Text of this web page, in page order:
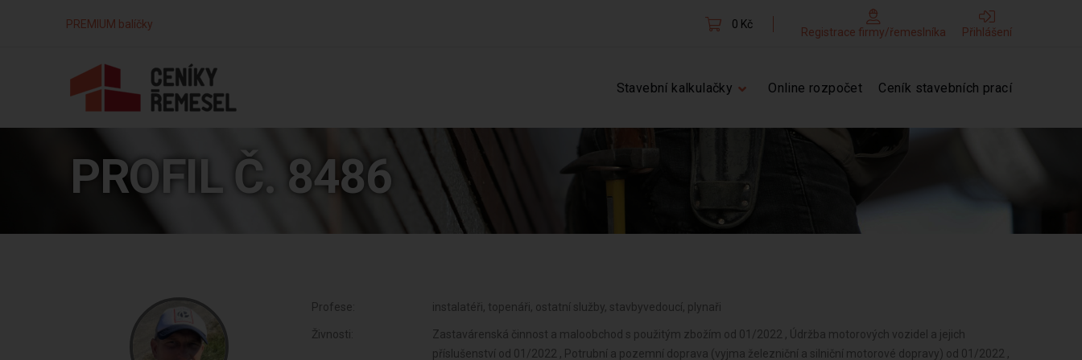
PREMIUM balíčky 0 Kč
Registrace firmy/řemeslníka Přihlášení
Stavební kalkulačky Online rozpočet Ceník stavebních prací
PROFIL Č. 8486
Profese: instalatéři, topenáři, ostatní služby, stavbyvedoucí, plynaři
Živnosti:
Zastavárenská činnost a maloobchod s použitým zbožím od 01/2022 , Údržba motorových vozidel a jejich
příslušenství od 01/2022 , Potrubní a pozemní doprava (vyjma železniční a silniční motorové dopravy) od 01/2022 ,